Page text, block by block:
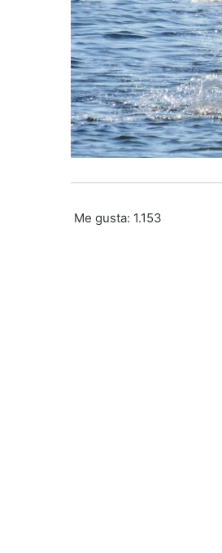
Me gusta: 1.153